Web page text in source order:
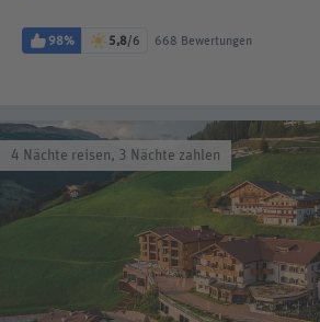
98% 5,8/6 668 Bewertungen
4 Nächte reisen, 3 Nächte zahlen